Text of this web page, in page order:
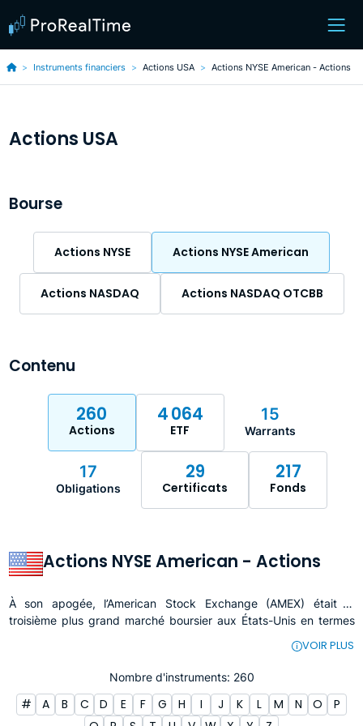
Instruments financiers Actions USA Actions NYSE American - Actions
Actions USA
Bourse
Actions NYSE Actions NYSE American
Actions NASDAQ Actions NASDAQ OTCBB
Contenu
260
Actions
4 064
ETF
15
Warrants
17
Obligations
29
Certificats
217
Fonds
Actions NYSE American - Actions
À son apogée, l’American Stock Exchange (AMEX) était le
troisième plus grand marché boursier aux États-Unis en termes
opérations de titres aux États-Unis. Aujourd’hui, l’AMEX est connu
sous le nom de NYSE American.
par le gouvernement fédéral pour rembourser la dette liée à
l’American Revolutionary War​​. Elle a évolué à travers la signature
VOIR PLUS
Nombre d'instruments: 260
# A B C D E F G H I J K L M N O
P